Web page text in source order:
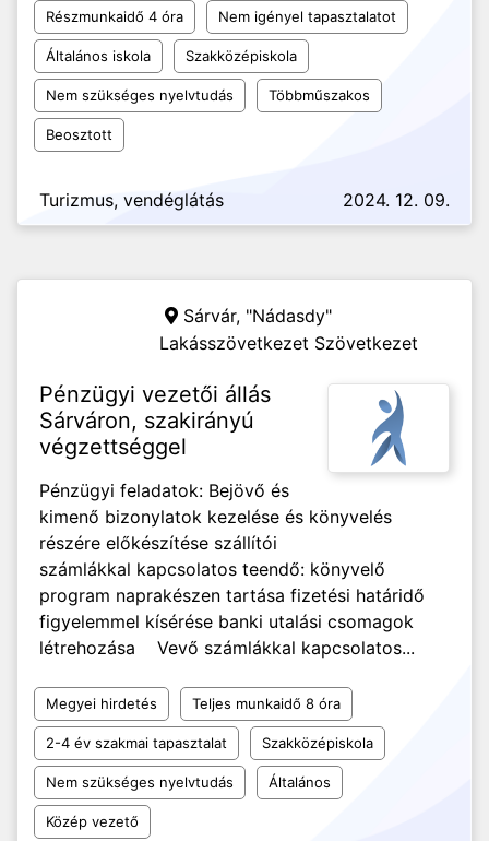
Részmunkaidő 4 óra Nem igényel tapasztalatot
Általános iskola Szakközépiskola
Nem szükséges nyelvtudás Többműszakos
Beosztott
Turizmus, vendéglátás 2024. 12. 09.
Sárvár, "Nádasdy"
Lakásszövetkezet Szövetkezet
Pénzügyi vezetői állás
Sárváron, szakirányú
végzettséggel
Pénzügyi feladatok: Bejövő és
kimenő bizonylatok kezelése és könyvelés
részére előkészítése szállítói
számlákkal kapcsolatos teendő: könyvelő
program naprakészen tartása fizetési határidő
figyelemmel kísérése banki utalási csomagok
létrehozása Vevő számlákkal kapcsolatos...
Megyei hirdetés Teljes munkaidő 8 óra
2-4 év szakmai tapasztalat Szakközépiskola
Nem szükséges nyelvtudás Általános
Közép vezető